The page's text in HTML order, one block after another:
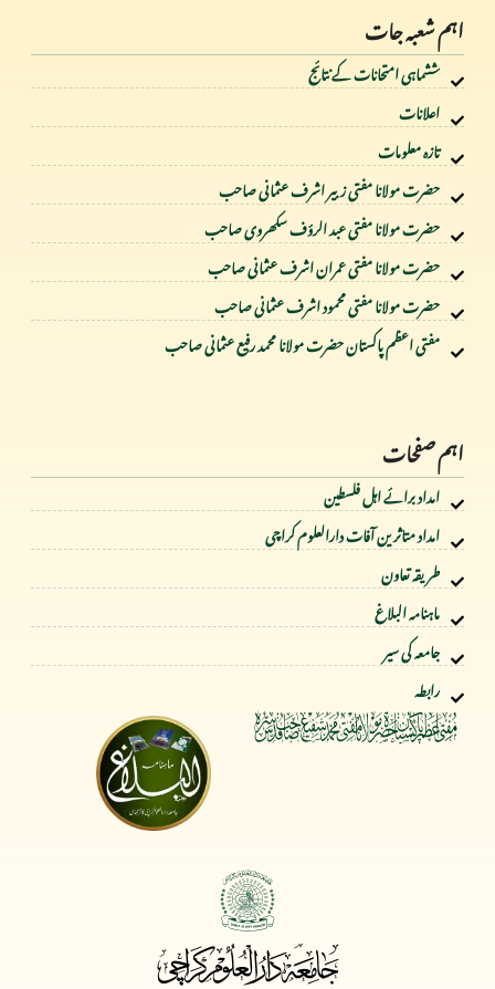
اہم شعبہ جات
ششماہی امتحانات کے نتائج
اعلانات
تازہ معلومات
حضرت مولانا مفتی زبیر اشرف عثمانی صاحب
حضرت مولانا مفتی عبد الرؤف سکھروی صاحب
حضرت مولانا مفتی عمران اشرف عثمانی صاحب
حضرت مولانا مفتی محمود اشرف عثمانی صاحب
مفتی اعظم پاکستان حضرت مولانا محمد رفیع عثمانی صاحب
اہم صفحات
امداد برائے اہل فلسطین
امداد متاثرین آفات دارالعلوم کراچی
طریقہ تعاون
ماہنامہ البلاغ
جامعہ کی سیر
رابطہ